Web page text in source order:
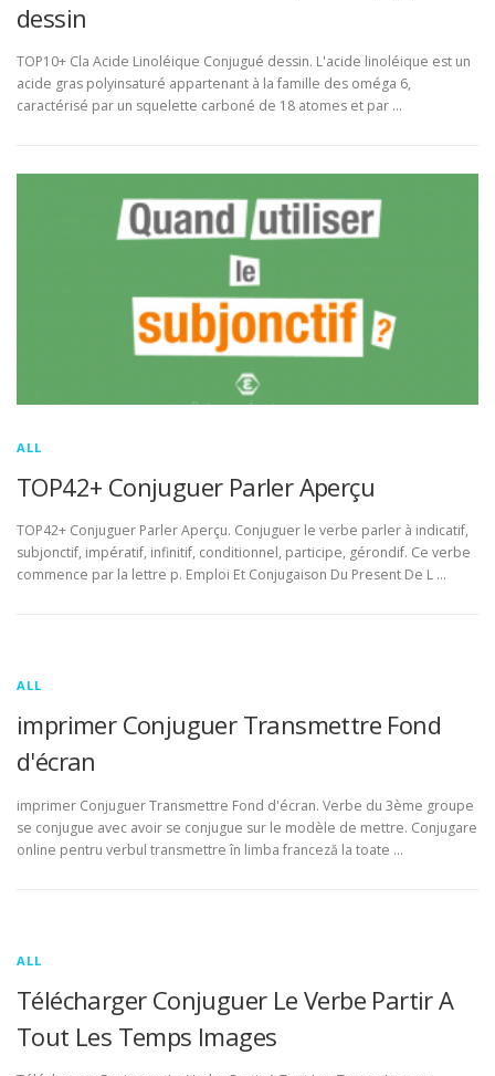
dessin
TOP10+ Cla Acide Linoléique Conjugué dessin. L'acide linoléique est un
acide gras polyinsaturé appartenant à la famille des oméga 6,
caractérisé par un squelette carboné de 18 atomes et par …
ALL
TOP42+ Conjuguer Parler Aperçu
TOP42+ Conjuguer Parler Aperçu. Conjuguer le verbe parler à indicatif,
subjonctif, impératif, infinitif, conditionnel, participe, gérondif. Ce verbe
commence par la lettre p. Emploi Et Conjugaison Du Present De L …
ALL
imprimer Conjuguer Transmettre Fond
d'écran
imprimer Conjuguer Transmettre Fond d'écran. Verbe du 3ème groupe
se conjugue avec avoir se conjugue sur le modèle de mettre. Conjugare
online pentru verbul transmettre în limba franceză la toate …
ALL
Télécharger Conjuguer Le Verbe Partir A
Tout Les Temps Images